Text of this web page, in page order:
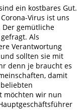
ein kostbares Gut.
Virus ist uns
gemütliche
Als
Verantwortung
sollten sie mit
denn je braucht es
damit
möchten wir nun